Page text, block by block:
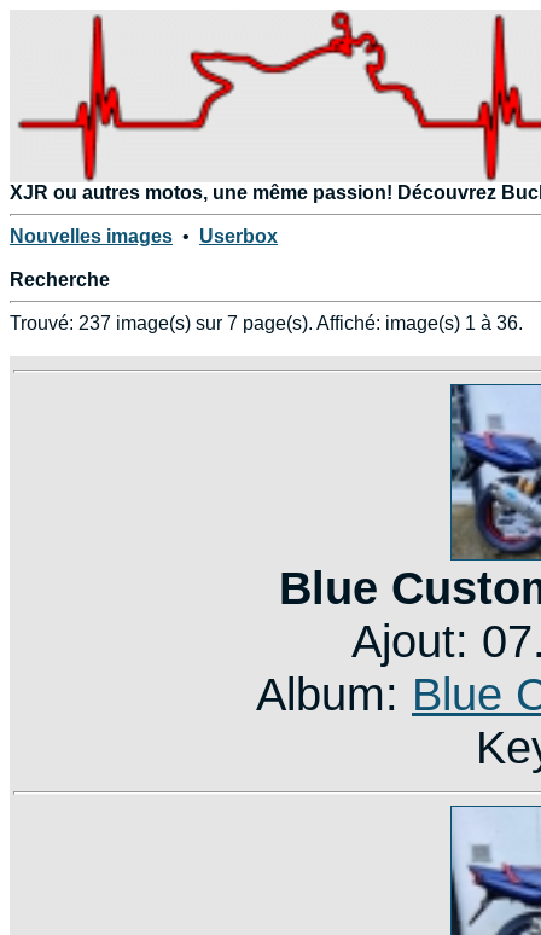
XJR ou autres motos, une même passion! Découvrez
Nouvelles images • Userbox
Recherche
Trouvé: 237 image(s) sur 7 page(s). Affiché: image(s) 1 à 36.
Blue
Ajout:
Album: Blue